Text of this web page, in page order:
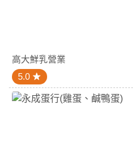
高大鮮乳營業
5.0